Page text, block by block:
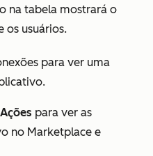
na tabela mostrará o
os usuários.
para ver uma
Ações para ver as
no Marketplace e